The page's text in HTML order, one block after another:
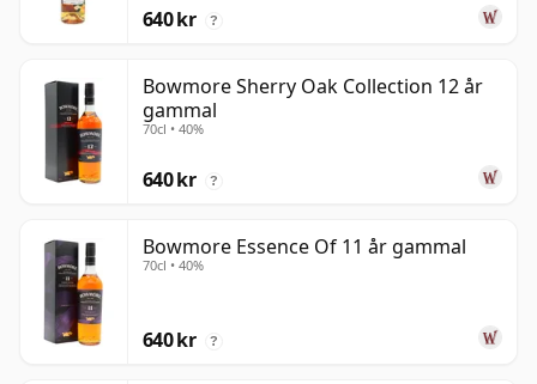
640 kr ?
Bowmore Sherry Oak Collection 12 år
gammal
70cl • 40%
640 kr ?
Bowmore Essence Of 11 år gammal
70cl • 40%
640 kr ?